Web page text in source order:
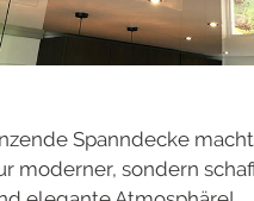
Spanndecke
moderner, sondern